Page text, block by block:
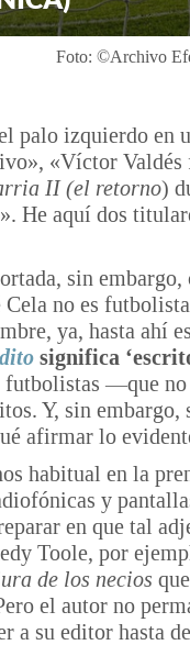
Foto: ©Archivo
palo izquierdo en
«Víctor
II (el retorno)
He aquí dos
sin embargo,
Cela no es
ya, hasta ahí
significa
futbolistas —que no
Y, sin embargo,
afirmar lo
habitual en la
y
en que tal
Toole, por
de los necios
el autor no
a su editor hasta